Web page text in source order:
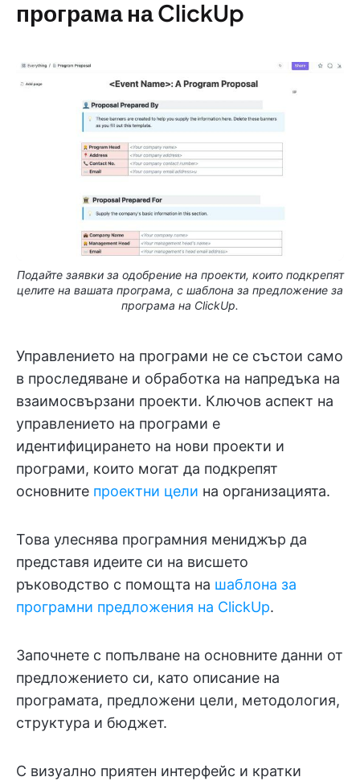
програма на ClickUp
Подайте заявки за одобрение на проекти, които подкрепят
целите на вашата програма, с шаблона за предложение за
програма на ClickUp.
Управлението на програми не се състои само
в проследяване и обработка на напредъка на
взаимосвързани проекти. Ключов аспект на
управлението на програми е
идентифицирането на нови проекти и
програми, които могат да подкрепят
основните проектни цели на организацията.
Това улеснява програмния мениджър да
представя идеите си на висшето
ръководство с помощта на шаблона за
програмни предложения на ClickUp.
Започнете с попълване на основните данни от
предложението си, като описание на
програмата, предложени цели, методология,
структура и бюджет.
С визуално приятен интерфейс и кратки